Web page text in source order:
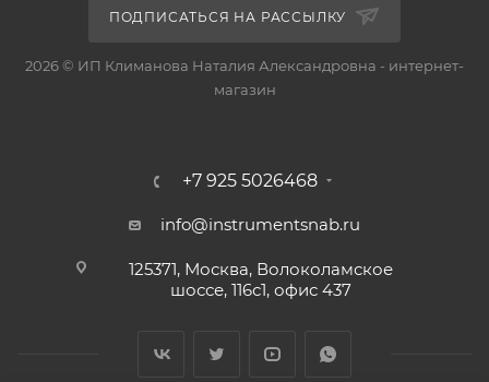
ПОДПИСАТЬСЯ НА РАССЫЛКУ
2026 © ИП Климанова Наталия Александровна - интернет-
магазин
+7 925 5026468
info@instrumentsnab.ru
125371, Москва, Волоколамское
шоссе, 116с1, офис 437